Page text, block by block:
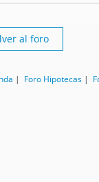
al foro
| Foro Hipotecas |